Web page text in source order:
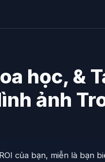
học, &
ảnh
của bạn, miễn là bạn